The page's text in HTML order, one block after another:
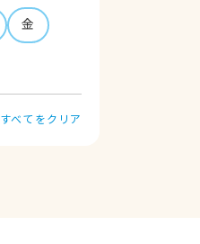
金
すべてをクリア